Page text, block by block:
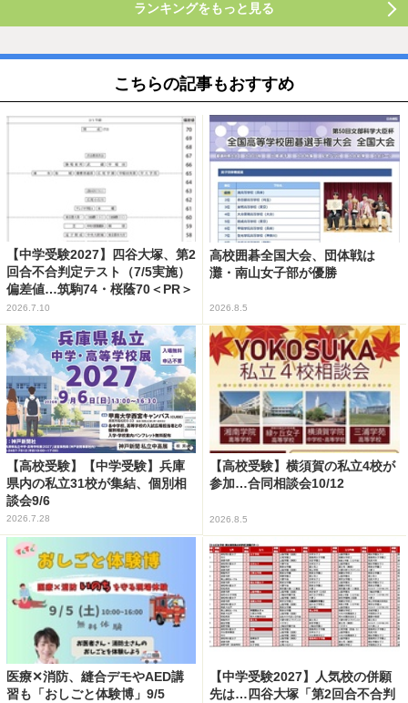
ランキングをもっと見る
こちらの記事もおすすめ
【中学受験2027】四谷大塚、第2
回合不合判定テスト（7/5実施）
偏差値…筑駒74・桜蔭70＜PR＞
2026.7.10
高校囲碁全国大会、団体戦は
灘・南山女子部が優勝
2026.8.5
【高校受験】【中学受験】兵庫
県内の私立31校が集結、個別相
談会9/6
2026.7.28
【高校受験】横須賀の私立4校が
参加…合同相談会10/12
2026.8.5
医療✕消防、縫合デモやAED講
習も「おしごと体験博」9/5
【中学受験2027】人気校の併願
先は…四谷大塚「第2回合不合判